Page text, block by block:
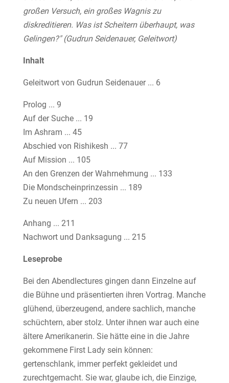
großen Versuch, ein großes Wagnis zu
diskreditieren. Was ist Scheitern überhaupt, was
Gelingen?" (Gudrun Seidenauer, Geleitwort)
Inhalt
Geleitwort von Gudrun Seidenauer ... 6
Prolog ... 9
Auf der Suche ... 19
Im Ashram ... 45
Abschied von Rishikesh ... 77
Auf Mission ... 105
An den Grenzen der Wahrnehmung ... 133
Die Mondscheinprinzessin ... 189
Zu neuen Ufern ... 203
Anhang ... 211
Nachwort und Danksagung ... 215
Leseprobe
Bei den Abendlectures gingen dann Einzelne auf
die Bühne und präsentierten ihren Vortrag. Manche
glühend, überzeugend, andere sachlich, manche
schüchtern, aber stolz. Unter ihnen war auch eine
ältere Amerikanerin. Sie hätte eine in die Jahre
gekommene First Lady sein können:
gertenschlank, immer perfekt gekleidet und
zurechtgemacht. Sie war, glaube ich, die Einzige,